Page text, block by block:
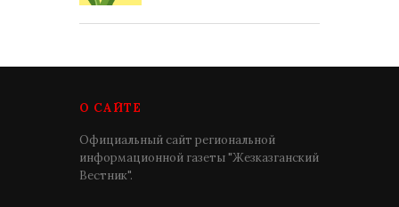
О САЙТЕ
Официальный сайт региональной
информационной газеты "Жезказганский
Вестник".